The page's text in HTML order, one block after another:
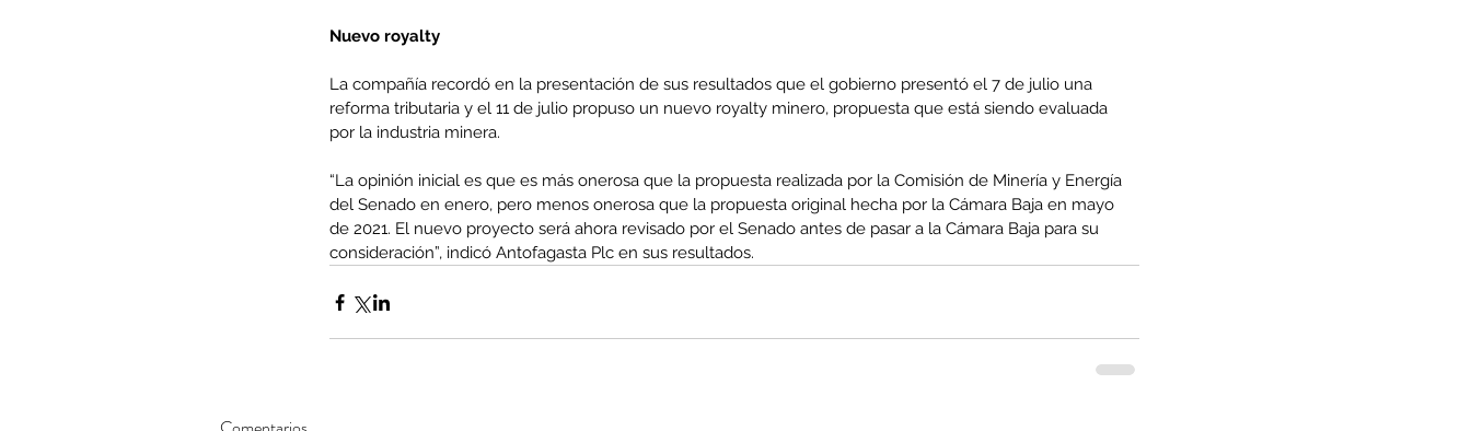
Covid-19DESPIDOSEconomico
saludo
Nuevo royalty
La compañía recordó en la presentación de sus resultados que el gobierno presentó el 7 de julio una
reforma tributaria y el 11 de julio propuso un nuevo royalty minero, propuesta que está siendo evaluada
por la industria minera.
“La opinión inicial es que es más onerosa que la propuesta realizada por la Comisión de Minería y Energía
del Senado en enero, pero menos onerosa que la propuesta original hecha por la Cámara Baja en mayo
de 2021. El nuevo proyecto será ahora revisado por el Senado antes de pasar a la Cámara Baja para su
consideración”, indicó Antofagasta Plc en sus resultados.